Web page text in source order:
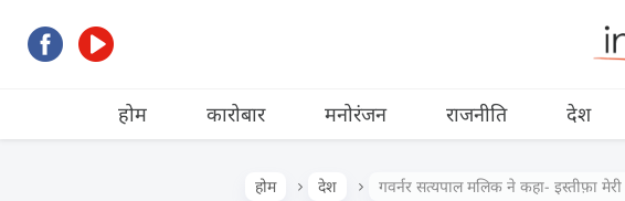
होम कारोबार मनोरंजन राजनीति देश
होम देश गवर्नर सत्यपाल मलिक ने कहा- इस्तीफ़ा